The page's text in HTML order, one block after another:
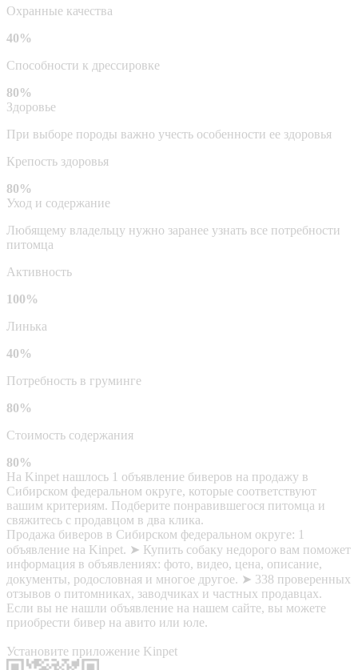
Охранные качества
40%
Способности к дрессировке
80%
Здоровье
При выборе породы важно учесть особенности ее здоровья
Крепость здоровья
80%
Уход и содержание
Любящему владельцу нужно заранее узнать все потребности
питомца
Активность
100%
Линька
40%
Потребность в груминге
80%
Стоимость содержания
80%
На Kinpet нашлось 1 объявление биверов на продажу в
Сибирском федеральном округе, которые соответствуют
вашим критериям. Подберите понравившегося питомца и
свяжитесь с продавцом в два клика.
Продажа биверов в Сибирском федеральном округе: 1
объявление на Kinpet. ➤ Купить собаку недорого вам поможет
информация в объявлениях: фото, видео, цена, описание,
документы, родословная и многое другое. ➤ 338 проверенных
отзывов о питомниках, заводчиках и частных продавцах.
Если вы не нашли объявление на нашем сайте, вы можете
приобрести бивер на авито или юле.
Установите приложение Kinpet